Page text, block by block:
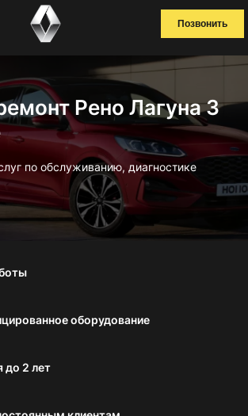
Позвонить
Рено Лагуна 3
по обслуживанию, диагностике
оборудование
до 2 лет